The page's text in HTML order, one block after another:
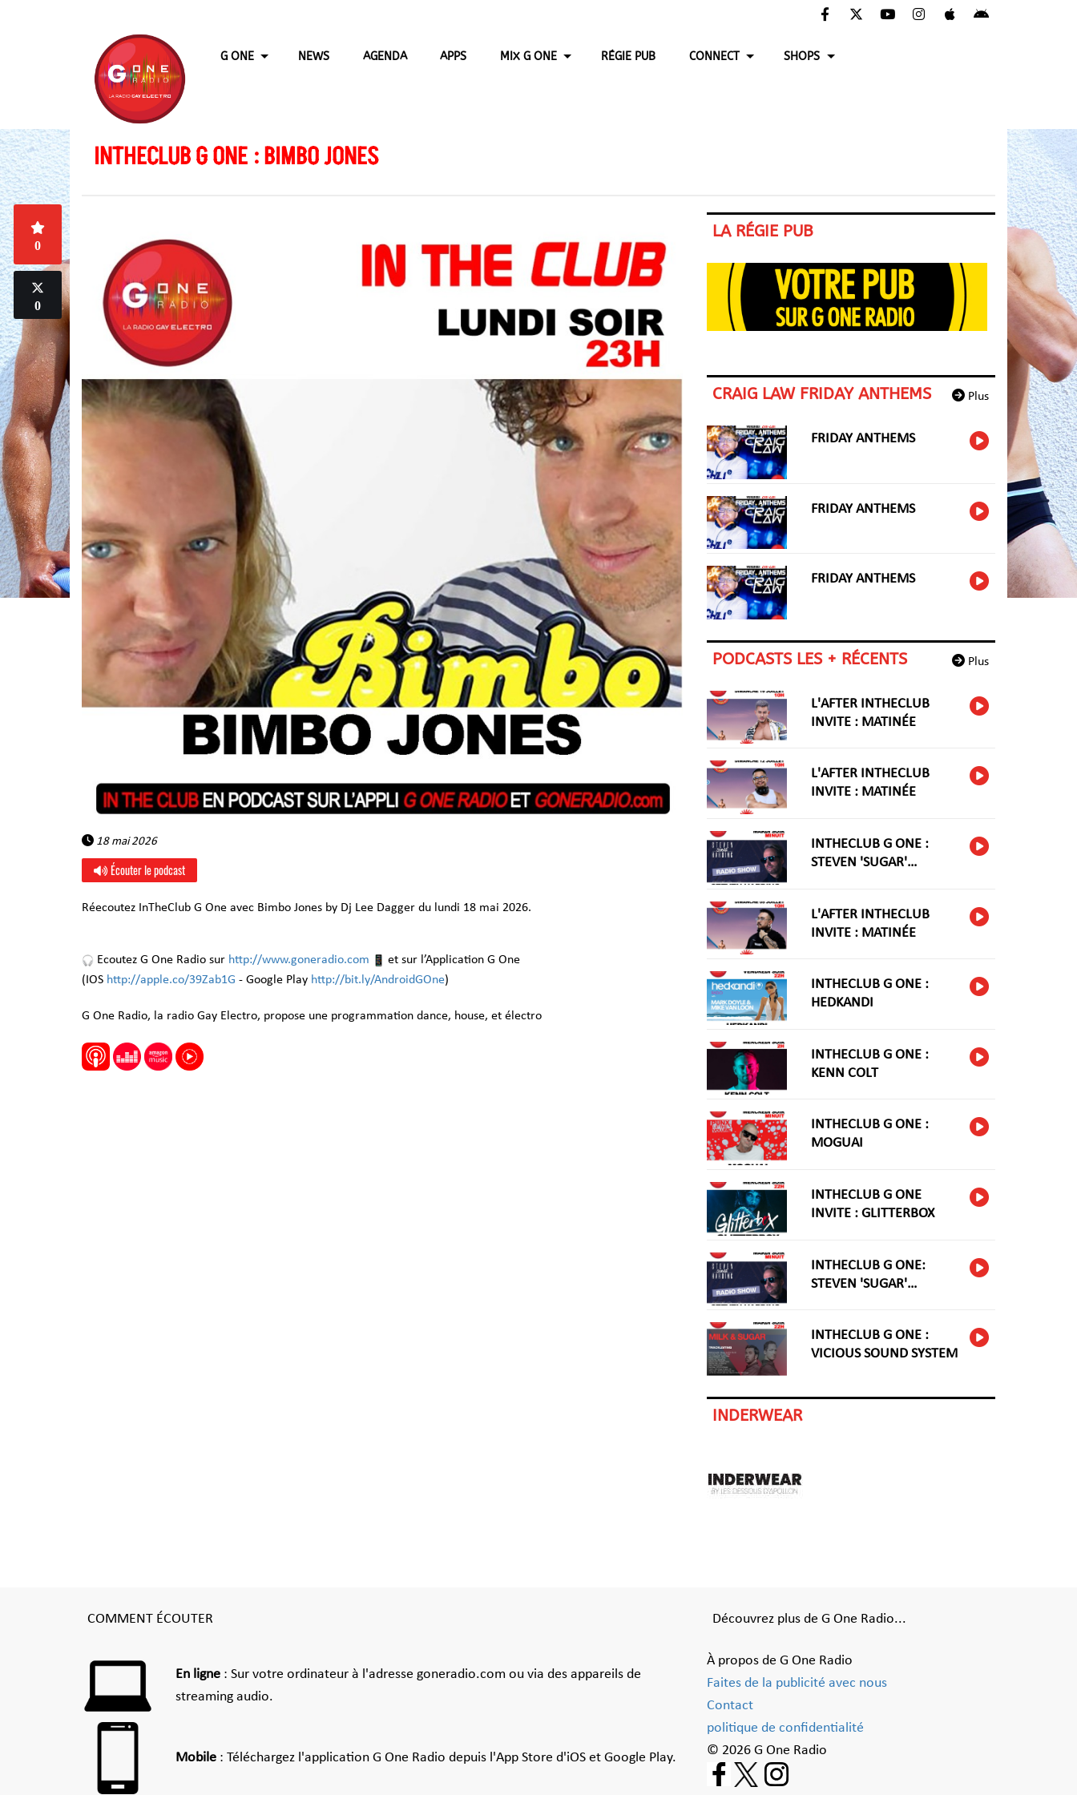
G ONE NEWS AGENDA APPS MIX G ONE RÉGIE PUB CONNECT SHOPS
INTHECLUB G ONE : BIMBO JONES
0
0
18 mai 2026
Écouter le podcast
Réecoutez InTheClub G One avec Bimbo Jones by Dj Lee Dagger du lundi 18 mai 2026.
Ecoutez G One Radio sur http://www.goneradio.com
et sur l’Application G One
(IOS http://apple.co/39Zab1G - Google Play http://bit.ly/AndroidGOne)
G One Radio, la radio Gay Electro, propose une programmation dance, house, et électro
LA RÉGIE PUB
Plus
CRAIG LAW FRIDAY ANTHEMS
FRIDAY ANTHEMS
FRIDAY ANTHEMS
FRIDAY ANTHEMS
Plus
PODCASTS LES + RÉCENTS
L'AFTER INTHECLUB
INVITE : MATINÉE
L'AFTER INTHECLUB
INVITE : MATINÉE
INTHECLUB G ONE :
STEVEN 'SUGAR'
L'AFTER INTHECLUB
INVITE : MATINÉE
INTHECLUB G ONE :
HEDKANDI
INTHECLUB G ONE :
KENN COLT
INTHECLUB G ONE :
MOGUAI
INTHECLUB G ONE
INVITE : GLITTERBOX
INTHECLUB G ONE:
STEVEN 'SUGAR'
INTHECLUB G ONE :
VICIOUS SOUND SYSTEM
INDERWEAR
COMMENT ÉCOUTER
En ligne : Sur votre ordinateur à l'adresse goneradio.com ou via des appareils de
streaming audio.
Mobile : Téléchargez l'application G One Radio depuis l'App Store d'iOS et Google Play.
Découvrez plus de G One Radio...
À propos de G One Radio
Faites de la publicité avec nous
Contact
politique de confidentialité
© 2026 G One Radio